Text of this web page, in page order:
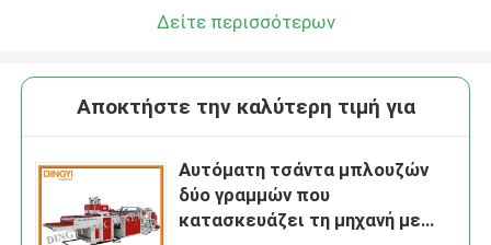
Δείτε περισσότερων
Αποκτήστε την καλύτερη τιμή για
Αυτόματη τσάντα μπλουζών
δύο γραμμών που
κατασκευάζει τη μηχανή με